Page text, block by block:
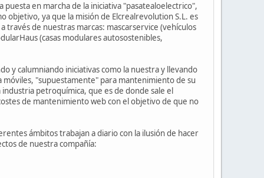
en marcha de la iniciativa "pasatealoelectrico",
objetivo, ya que la misión de Elcrealrevolution S.L. es
través de nuestras marcas: mascarservice (vehículos
(casas modulares autosostenibles,
y calumniando iniciativas como la nuestra y llevando
móviles, "supuestamente" para mantenimiento de su
petroquímica, que es de donde sale el
de mantenimiento web con el objetivo de que no
ámbitos trabajan a diario con la ilusión de hacer
de nuestra compañía: